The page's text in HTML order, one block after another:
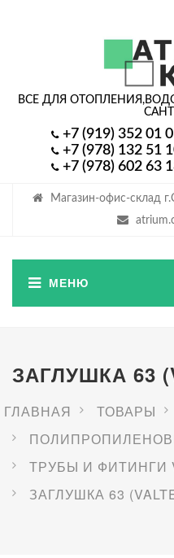
Магазин-офис-склад
ВСЕ ДЛЯ ОТОПЛЕНИЯ,
+7 (919) 352 01
+7 (978) 132 51
+7 (978) 602 63
ЗАГЛУШКА 63
ГЛАВНАЯ ТОВАРЫ
ТРУБЫ И ФИТИНГИ
ЗАГЛУШКА 63